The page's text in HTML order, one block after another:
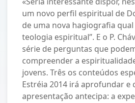
um novo perfil espiritual de
de uma nova hagiografia
teologia espiritual”. E o P.
série de perguntas que
compreender a
jovens. Três os conteúdos
Estréia 2014 irá aprofundar e
apresentação antecipa: a